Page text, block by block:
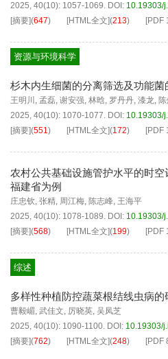
2025, 40(10): 1057-1069. DOI: 10.19303/
[摘要](647) [HTML全文](213) [PDF
资源与环境科学
杉木内生细菌的分离筛选及功能菌
王明川 , 孟磊, 谢安强, 林晗, 罗丹丹, 漆龙,
2025, 40(10): 1070-1077. DOI: 10.19303/
[摘要](551) [HTML全文](172) [PDF
农村公共基础设施管护水平的时
福建省为例
庄忠钦, 张精, 周江梅, 陈志峰, 王海平
2025, 40(10): 1078-1089. DOI: 10.19303/
[摘要](568) [HTML全文](199) [PDF
综述
多样性种植防控蔬菜根结线虫病的
曹毅嵋, 武佳文, 厉晓英, 吴凤芝
2025, 40(10): 1090-1100. DOI: 10.19303/
[摘要](762) [HTML全文](248) [PDF